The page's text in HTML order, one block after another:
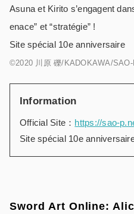
Asuna et Kirito s’engagent
enace” et “stratégie” !
Site spécial 10e anniversaire
©2020 川原 礫/KADOKAWA/
Information
Official Site： https://sao-
Site spécial 10e anniversaire
Sword Art Online: